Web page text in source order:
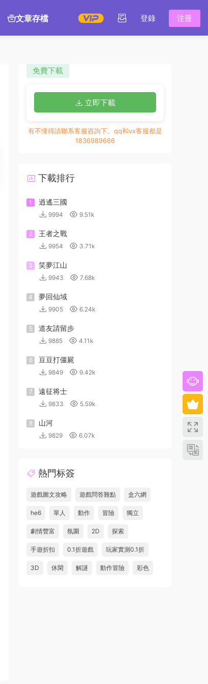
文章存檔 登錄 注冊
免費下載
立即下載
有不懂得請聯系客服咨詢下。qq和vx客服都是
1836989666
下載排行
1 逍遙三國
9994 9.51k
2 王者之戰
9954 3.71k
3 笑夢江山
9943 7.68k
4 夢回仙域
9905 6.24k
5 道友請留步
9885 4.11k
6 豆豆打僵屍
9849 9.42k
7 遠征将士
9833 5.59k
8 山河
9829 6.07k
熱門标簽
遊戲圖文攻略 遊戲問答難點 盒六網
he6 單人 動作 冒險 獨立
劇情豐富 氛圍 2D 探索
手遊折扣 0.1折遊戲 玩家實測0.1折
3D 休閑 解謎 動作冒險 彩色